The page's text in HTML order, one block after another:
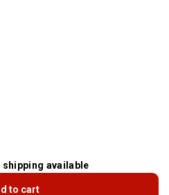
shipping available
to cart